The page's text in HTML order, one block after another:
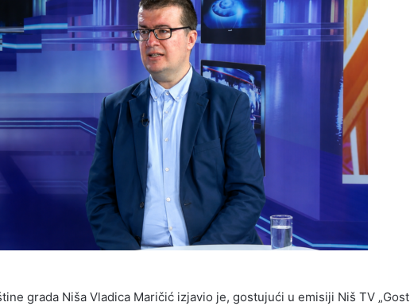
grada Niša Vladica Maričić izjavio je, gostujući u emisiji Niš TV „Gost